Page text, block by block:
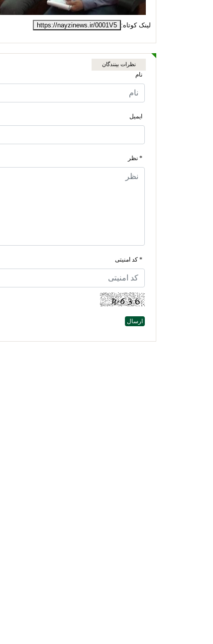
لینک کوتاه: https://nayzinews.ir/0001V5
نظرات بینندگان
نام
ایمیل
* نظر
* کد امنیتی